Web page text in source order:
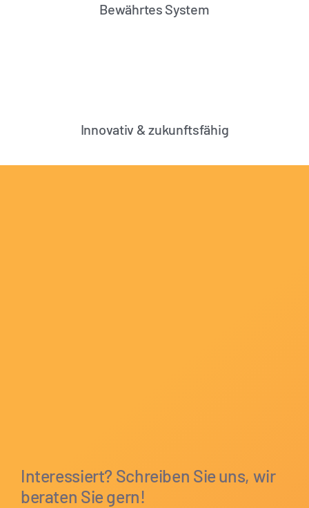
Bewährtes System
Innovativ & zukunftsfähig
Interessiert? Schreiben Sie uns, wir
beraten Sie gern!